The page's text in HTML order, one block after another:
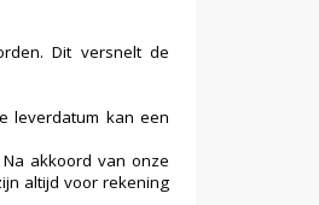
Dit versnelt de
leverdatum kan een
akkoord van onze
altijd voor rekening